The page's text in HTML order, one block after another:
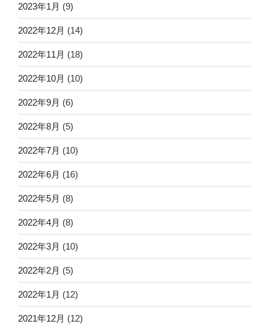
2023年1月 (9)
2022年12月 (14)
2022年11月 (18)
2022年10月 (10)
2022年9月 (6)
2022年8月 (5)
2022年7月 (10)
2022年6月 (16)
2022年5月 (8)
2022年4月 (8)
2022年3月 (10)
2022年2月 (5)
2022年1月 (12)
2021年12月 (12)